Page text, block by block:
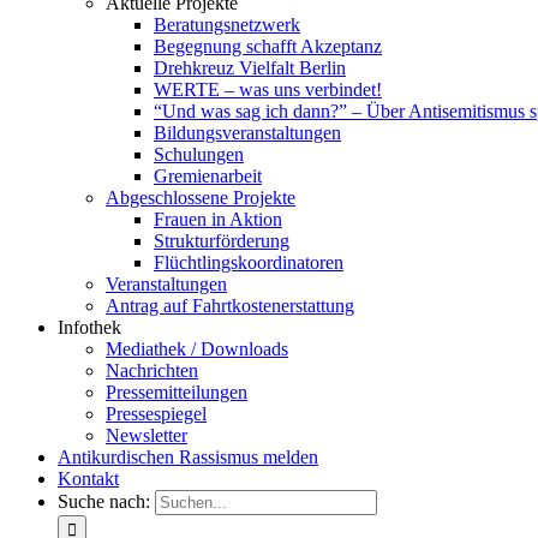
Beratungsnetzwerk
Begegnung schafft Akzeptanz
Drehkreuz Vielfalt Berlin
WERTE – was uns verbindet!
“Und was sag ich dann?” – Über Antisemitismus
Bildungsveranstaltungen
Schulungen
Gremienarbeit
Abgeschlossene Projekte
Frauen in Aktion
Strukturförderung
Flüchtlingskoordinatoren
Veranstaltungen
Antrag auf Fahrtkostenerstattung
Infothek
Mediathek / Downloads
Nachrichten
Pressemitteilungen
Pressespiegel
Newsletter
Antikurdischen Rassismus melden
Kontakt
Suche nach: